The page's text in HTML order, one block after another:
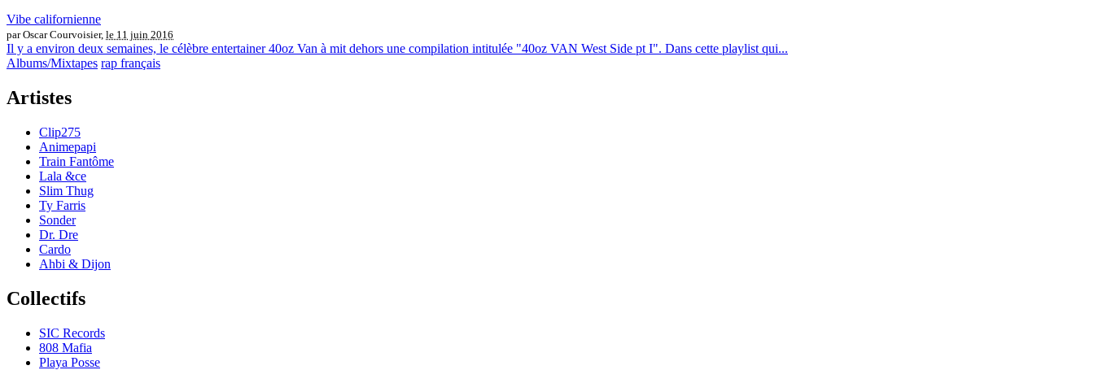
Vibe californienne
par Oscar Courvoisier, le 11 juin 2016
Il y a environ deux semaines, le célèbre entertainer 40oz Van à mit dehors une compilation intitulée "40oz VAN West Side pt I". Dans cette playlist qui...
Albums/Mixtapes rap français
Artistes
Clip275
Animepapi
Train Fantôme
Lala &ce
Slim Thug
Ty Farris
Sonder
Dr. Dre
Cardo
Ahbi & Dijon
Collectifs
SIC Records
808 Mafia
Playa Posse